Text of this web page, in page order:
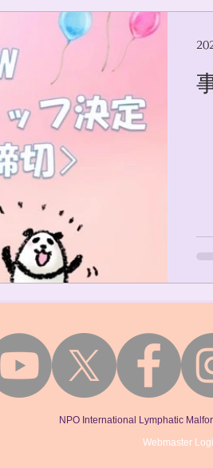
NPO International Lymphatic
Webmaster